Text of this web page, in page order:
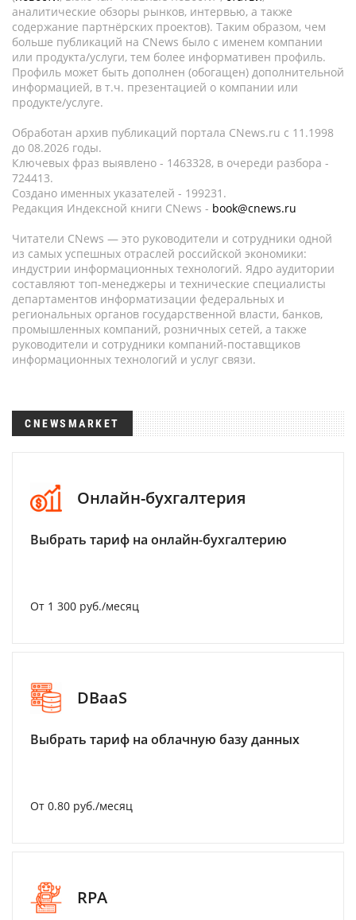
аналитические обзоры рынков, интервью, а также
содержание партнёрских проектов). Таким образом, чем
больше публикаций на CNews было с именем компании
или продукта/услуги, тем более информативен профиль.
Профиль может быть дополнен (обогащен) дополнительной
информацией, в т.ч. презентацией о компании или
продукте/услуге.
Обработан архив публикаций портала CNews.ru c 11.1998
до 08.2026 годы.
Ключевых фраз выявлено - 1463328, в очереди разбора -
724413.
Создано именных указателей - 199231.
Редакция Индексной книги CNews - book@cnews.ru
Читатели CNews — это руководители и сотрудники одной
из самых успешных отраслей российской экономики:
индустрии информационных технологий. Ядро аудитории
составляют топ-менеджеры и технические специалисты
департаментов информатизации федеральных и
региональных органов государственной власти, банков,
промышленных компаний, розничных сетей, а также
руководители и сотрудники компаний-поставщиков
информационных технологий и услуг связи.
CNEWSMARKET
Онлайн-бухгалтерия
Выбрать тариф на онлайн-бухгалтерию
От 1 300 руб./месяц
DBaaS
Выбрать тариф на облачную базу данных
От 0.80 руб./месяц
RPA